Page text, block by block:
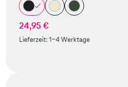
24,95 €
Lieferzeit:1-4 Werktage